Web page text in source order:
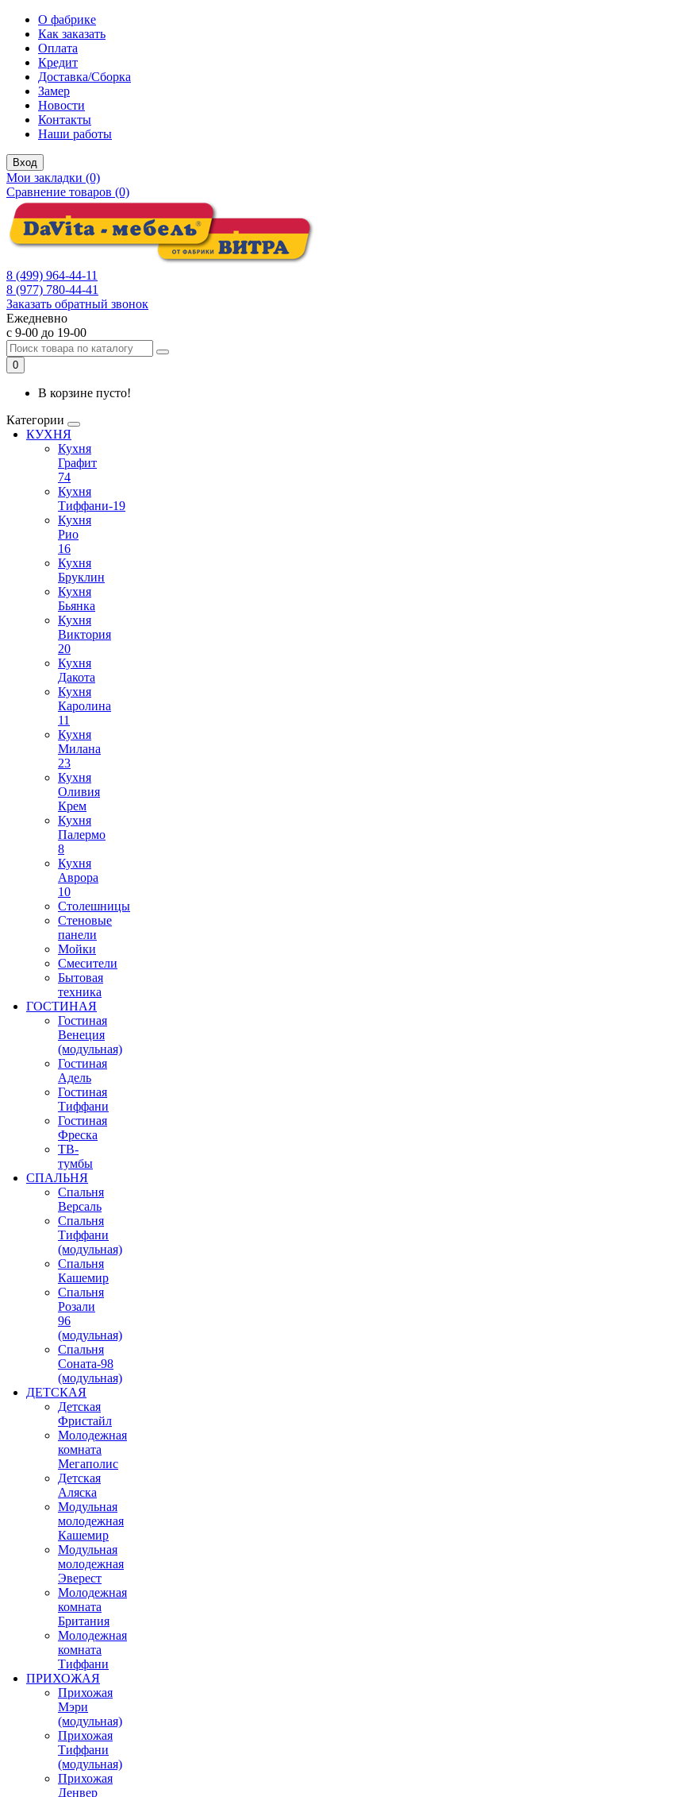
О фабрике
Как заказать
Оплата
Кредит
Доставка/Сборка
Замер
Новости
Контакты
Наши работы
Вход
Мои закладки (0)
Сравнение товаров (0)
8 (499) 964-44-11
8 (977) 780-44-41
Заказать обратный звонок
Ежедневно
с 9-00 до 19-00
0
В корзине пусто!
Категории
КУХНЯ
Кухня
Графит
74
Кухня
Тиффани-19
Кухня
Рио
16
Кухня
Бруклин
Кухня
Бьянка
Кухня
Виктория
20
Кухня
Дакота
Кухня
Каролина
11
Кухня
Милана
23
Кухня
Оливия
Крем
Кухня
Палермо
8
Кухня
Аврора
10
Столешницы
Стеновые
панели
Мойки
Смесители
Бытовая
техника
ГОСТИНАЯ
Гостиная
Венеция
(модульная)
Гостиная
Адель
Гостиная
Тиффани
Гостиная
Фреска
ТВ-
тумбы
СПАЛЬНЯ
Спальня
Версаль
Спальня
Тиффани
(модульная)
Спальня
Кашемир
Спальня
Розали
96
(модульная)
Спальня
Соната-98
(модульная)
ДЕТСКАЯ
Детская
Фристайл
Молодежная
комната
Мегаполис
Детская
Аляска
Модульная
молодежная
Кашемир
Модульная
молодежная
Эверест
Молодежная
комната
Британия
Молодежная
комната
Тиффани
ПРИХОЖАЯ
Прихожая
Мэри
(модульная)
Прихожая
Тиффани
(модульная)
Прихожая
Денвер